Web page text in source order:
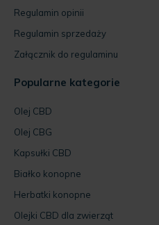
Regulamin opinii
Regulamin sprzedaży
Załącznik do regulaminu
Popularne kategorie
Olej CBD
Olej CBG
Kapsułki CBD
Białko konopne
Herbatki konopne
Olejki CBD dla zwierząt